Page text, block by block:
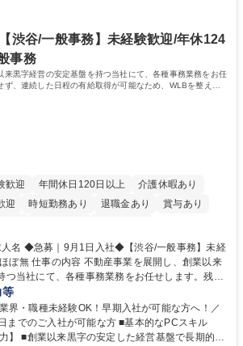
の見学ツアー事業 ※入社後は上記いずれかの部門
社の定める業務 募集職種 【都庁グル
業月平均9時間未満／有給年平均16日取得
を経験できます。 ■様々なプロジェクト：駐車場
場内に設置された照明を兼ねた広告「ブライトサ
など、事業収益を生み出す活動を積極的に行って
渋谷/一般事務】未経験歓迎/年休124
事務
来黒字経営の安定基盤を持つ当社にて、各種事務業務をお任
、連続した日程の有給取得が可能なため、WLBを整えた
歓迎 年間休日120日以上
介護休暇あり
迎 時短勤務あり 退職金あり
賞与あり
制
開し、創業以来
つ当社にて、各種事務業務をお任せします。残業
た日程の有給取得が可能なため、WLBを整えたい
すの
安心して臨むことができます。 【業務詳細】■電
や社内の備品管理 ■データ入力や書類作成 ■契約
等
界・職種未経験OK！早期入社が可能な方へ！／
までのご入社が可能な方 ■基本的なPCスキル